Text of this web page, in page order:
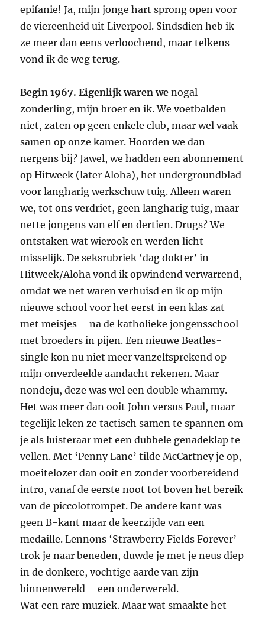
epifanie! Ja, mijn jonge hart sprong open voor
de viereenheid uit Liverpool. Sindsdien heb ik
ze meer dan eens verloochend, maar telkens
vond ik de weg terug.
Begin 1967. Eigenlijk waren we nogal
zonderling, mijn broer en ik. We voetbalden
niet, zaten op geen enkele club, maar wel vaak
samen op onze kamer. Hoorden we dan
nergens bij? Jawel, we hadden een abonnement
op Hitweek (later Aloha), het undergroundblad
voor langharig werkschuw tuig. Alleen waren
we, tot ons verdriet, geen langharig tuig, maar
nette jongens van elf en dertien. Drugs? We
ontstaken wat wierook en werden licht
misselijk. De seksrubriek ‘dag dokter’ in
Hitweek/Aloha vond ik opwindend verwarrend,
omdat we net waren verhuisd en ik op mijn
nieuwe school voor het eerst in een klas zat
met meisjes – na de katholieke jongensschool
met broeders in pijen. Een nieuwe Beatles-
single kon nu niet meer vanzelfsprekend op
mijn onverdeelde aandacht rekenen. Maar
nondeju, deze was wel een double whammy.
Het was meer dan ooit John versus Paul, maar
tegelijk leken ze tactisch samen te spannen om
je als luisteraar met een dubbele genadeklap te
vellen. Met ‘Penny Lane’ tilde McCartney je op,
moeitelozer dan ooit en zonder voorbereidend
intro, vanaf de eerste noot tot boven het bereik
van de piccolotrompet. De andere kant was
geen B-kant maar de keerzijde van een
medaille. Lennons ‘Strawberry Fields Forever’
trok je naar beneden, duwde je met je neus diep
in de donkere, vochtige aarde van zijn
binnenwereld – een onderwereld.
Wat een rare muziek. Maar wat smaakte het